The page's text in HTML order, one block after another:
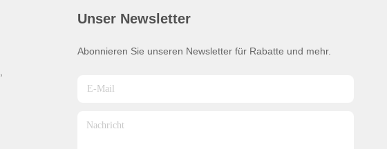
Unser Newsletter
Abonnieren Sie unseren Newsletter für Rabatte und mehr.